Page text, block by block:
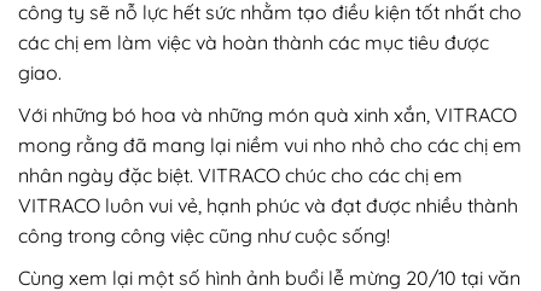
công ty sẽ nỗ lực hết sức nhằm tạo điều kiện tốt nhất cho
các chị em làm việc và hoàn thành các mục tiêu được
giao.
Với những bó hoa và những món quà xinh xắn, VITRACO
mong rằng đã mang lại niềm vui nho nhỏ cho các chị em
nhân ngày đặc biệt. VITRACO chúc cho các chị em
VITRACO luôn vui vẻ, hạnh phúc và đạt được nhiều thành
công trong công việc cũng như cuộc sống!
Cùng xem lại một số hình ảnh buổi lễ mừng 20/10 tại văn